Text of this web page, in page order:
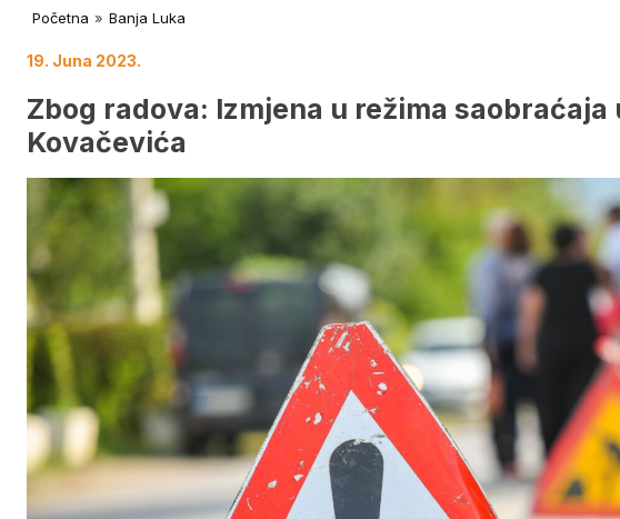
Početna » Banja Luka
19. Juna 2023.
Zbog radova: Izmjena u režima saobraćaja
Kovačevića